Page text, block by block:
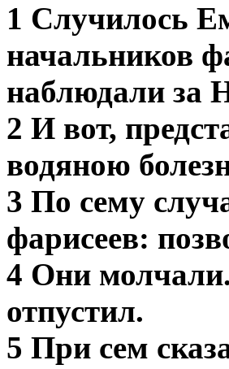
1 Случилось
начальников
наблюдали за
2 И вот,
водяною
3 По сему
фарисеев:
4 Они
отпустил.
5 При сем